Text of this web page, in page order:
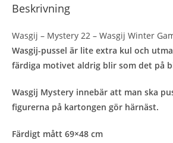
Beskrivning
Wasgij – Mystery 22 – Wasgij Winter
Wasgij-pussel är lite extra kul och
färdiga motivet aldrig blir som det på
Wasgij Mystery innebär att man ska
figurerna på kartongen gör härnäst.
Färdigt mått 69×48 cm